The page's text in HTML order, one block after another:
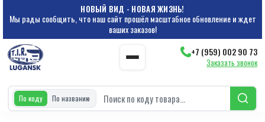
НОВЫЙ ВИД - НОВАЯ ЖИЗНЬ!
Мы рады сообщить, что наш сайт прошёл масштабное обновление и ждет
ваших заказов!
+7 (959) 002 90 73
Заказать звонок
По коду По названию